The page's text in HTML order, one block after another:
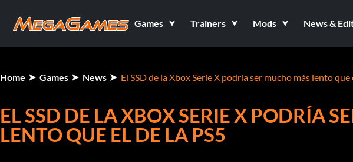
Games Trainers Mods News &
Home Games News El SSD de la Xbox Serie X podría ser mucho más lento que
EL SSD DE LA XBOX SERIE X PODRÍA
LENTO QUE EL DE LA PS5